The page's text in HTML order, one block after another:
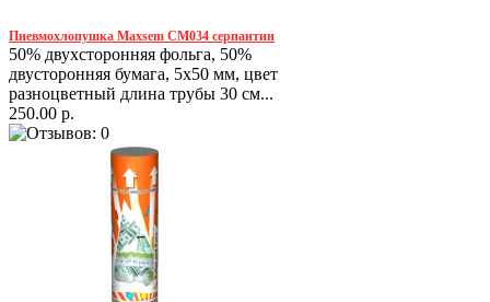
Пневмохлопушка Maxsem CM034 серпантин
50% двухсторонняя фольга, 50%
двусторонняя бумага, 5х50 мм, цвет
разноцветный длина трубы 30 см...
250.00 р.